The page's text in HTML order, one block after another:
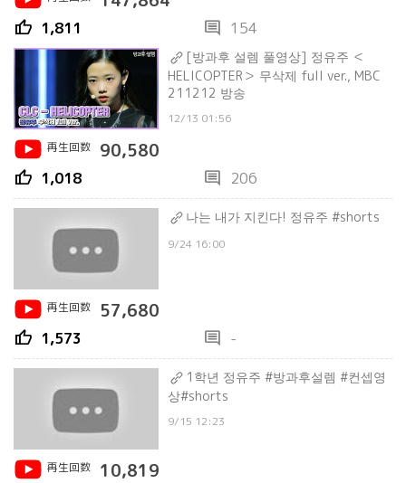
thumb_up 1,811 comment 154
[방과후 설렘 풀영상] 정유주 ＜
HELICOPTER＞ 무삭제 full ver., MBC
211212 방송
12/13 01:56
再生回数
90,580
thumb_up 1,018 comment 206
나는 내가 지킨다! 정유주 #shorts
9/24 16:00
再生回数 57,680
thumb_up 1,573 comment -
1학년 정유주 #방과후설렘 #컨셉영
상#shorts
9/15 12:23
再生回数 10,819